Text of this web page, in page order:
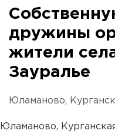
дружины
жители
Зауралье
Юламаново,
Юламаново,